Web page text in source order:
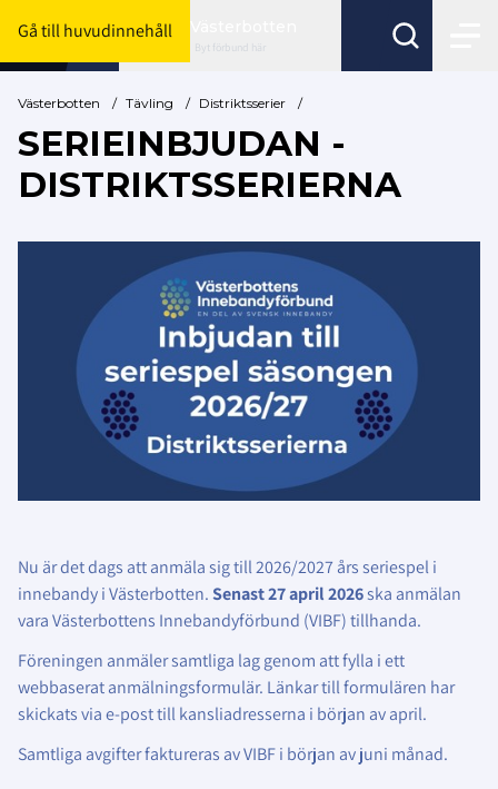
Gå till huvudinnehåll
Byt förbund här
Västerbotten / Tävling / Distriktsserier /
SERIEINBJUDAN -
DISTRIKTSSERIERNA
Nu är det dags att anmäla sig till 2026/2027 års seriespel i
innebandy i Västerbotten.Senast 27 april 2026ska anmälan
vara Västerbottens Innebandyförbund (VIBF) tillhanda.
Föreningen anmäler samtliga lag genom att fylla i ett
webbaserat anmälningsformulär. Länkar till formulären har
skickats via e-post till kansliadresserna i början av april.
Samtliga avgifter faktureras av VIBF i början av juni månad.